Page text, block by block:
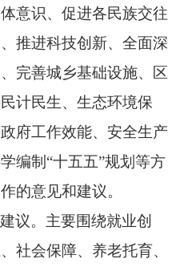
意识、 促进各民族交往
推进科技创新、 全面深
完善城乡基础设施、
区
计民生、 生态环境保
府工作效能、 安全生产
编制“十五五”规划等方
的意见和建议。
议。 主要围绕就业创
社会保障、 养老托育、